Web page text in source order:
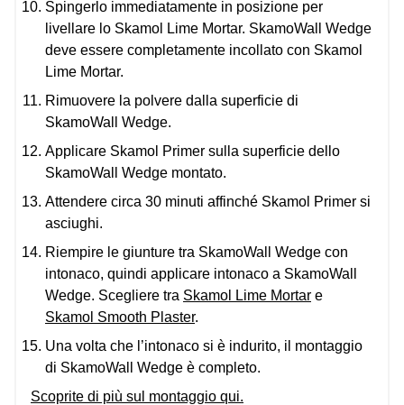
Spingerlo immediatamente in posizione per
livellare lo Skamol Lime Mortar. SkamoWall Wedge
deve essere completamente incollato con Skamol
Lime Mortar.
Rimuovere la polvere dalla superficie di
SkamoWall Wedge.
Applicare Skamol Primer sulla superficie dello
SkamoWall Wedge montato.
Attendere circa 30 minuti affinché Skamol Primer si
asciughi.
Riempire le giunture tra SkamoWall Wedge con
intonaco, quindi applicare intonaco a SkamoWall
Wedge. Scegliere tra Skamol Lime Mortar e
Skamol Smooth Plaster.
Una volta che l’intonaco si è indurito, il montaggio
di SkamoWall Wedge è completo.
Scoprite di più sul montaggio qui.